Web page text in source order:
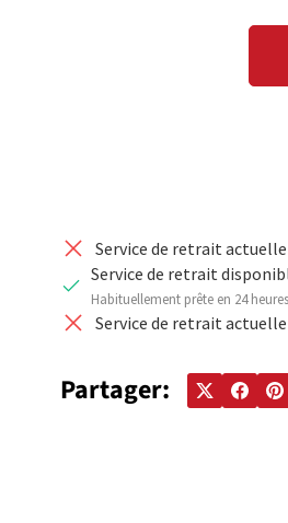
Service de retrait
Service de retrait
Habituellement prête en 24 heures
Service de retrait
Partager: